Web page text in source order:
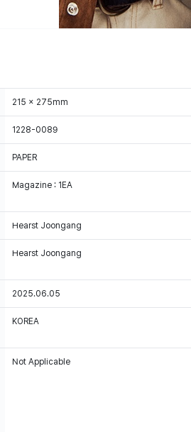
215 x 275mm
1228-0089
PAPER
Magazine : 1EA
Hearst Joongang
Hearst Joongang
2025.06.05
KOREA
Not Applicable